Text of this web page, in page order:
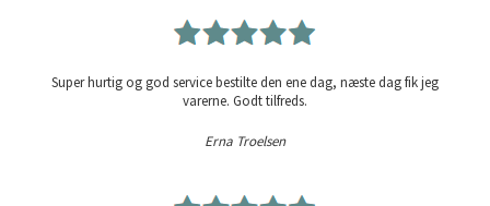
Super hurtig og god service bestilte den ene dag, næste dag fik jeg
varerne. Godt tilfreds.
Erna Troelsen